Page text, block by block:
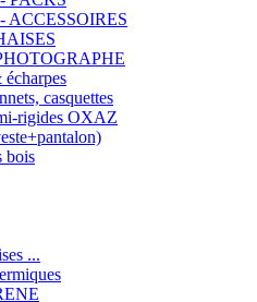
ACCESSOIRES
casquettes
rigides OXAZ
bois
...